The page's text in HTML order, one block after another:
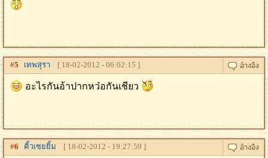
#5 เทพสุรา [ 18-02-2012 - 06:02:15 ]
อะไรกันอ้าปากหว๋อกันเชียว
#6 คิ้วเซยยิ้ม [ 18-02-2012 - 19:27:59 ]